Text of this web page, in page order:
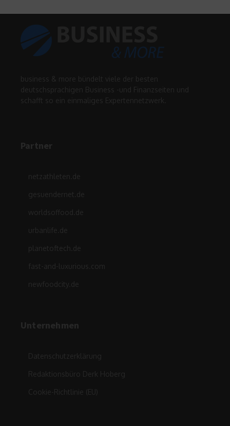
business & more bündelt viele der besten
deutschsprachigen Business -und Finanzseiten und
schafft so ein einmaliges Expertennetzwerk.
Partner
netzathleten.de
gesuendernet.de
worldsoffood.de
urbanlife.de
planetoftech.de
fast-and-luxurious.com
newfoodcity.de
Unternehmen
Datenschutzerklärung
Redaktionsbüro Derk Hoberg
Cookie-Richtlinie (EU)